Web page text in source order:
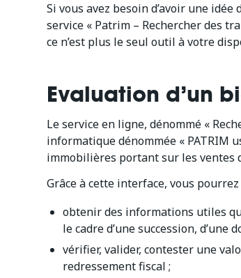
Si vous avez besoin d’avoir une
service « Patrim – Rechercher des
ce n’est plus le seul outil à votre
Evaluation d’un
Le service en ligne, dénommé «
informatique dénommée « PATRIM
immobilières portant sur les ventes
Grâce à cette interface, vous pourrez
obtenir des informations utiles
le cadre d’une succession, d’une
vérifier, valider, contester une
redressement fiscal ;